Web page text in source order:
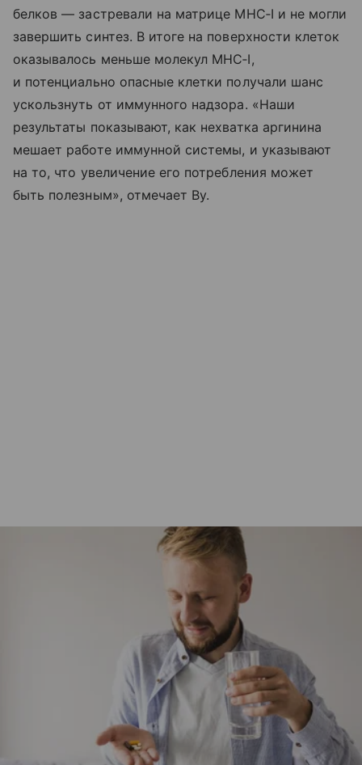
белков — застревали на матрице MHC‑I и не могли
завершить синтез. В итоге на поверхности клеток
оказывалось меньше молекул MHC‑I,
и потенциально опасные клетки получали шанс
ускользнуть от иммунного надзора. «Наши
результаты показывают, как нехватка аргинина
мешает работе иммунной системы, и указывают
на то, что увеличение его потребления может
быть полезным», отмечает Ву.